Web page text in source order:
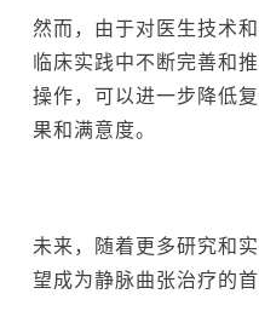
然而，由于对医生技术
临床实践中不断完善和
操作，可以进一步降低
果和满意度。
未来，随着更多研究和
望成为静脉曲张治疗的首